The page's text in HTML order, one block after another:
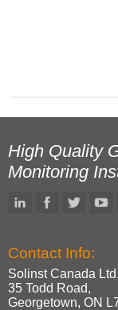
High Quality
Monitoring
Contact Info:
Solinst Canada Ltd.
35 Todd Road,
Georgetown, ON